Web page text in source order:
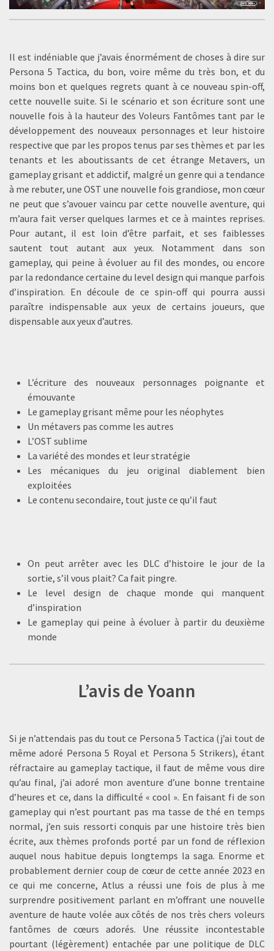
Il est indéniable que j’avais énormément de choses à dire sur
Persona 5 Tactica, du bon, voire même du très bon, et du
moins bon et quelques regrets quant à ce nouveau spin-off,
cette nouvelle suite. Si le scénario et son écriture sont une
nouvelle fois à la hauteur des Voleurs Fantômes tant par le
développement des nouveaux personnages et leur histoire
respective que par les propos tenus par ses thèmes et par les
tenants et les aboutissants de cet étrange Metavers, un
gameplay grisant et addictif, malgré un genre qui a tendance
à me rebuter, une OST une nouvelle fois grandiose, mon cœur
ne peut que s’avouer vaincu par cette nouvelle aventure, qui
m’aura fait verser quelques larmes et ce à maintes reprises.
Pour autant, il est loin d’être parfait, et ses faiblesses
sautent tout autant aux yeux. Notamment dans son
gameplay, qui peine à évoluer au fil des mondes, ou encore
par la redondance certaine du level design qui manque parfois
d’inspiration. En découle de ce spin-off qui pourra aussi
paraître indispensable aux yeux de certains joueurs, que
dispensable aux yeux d’autres.
L’écriture des nouveaux personnages poignante et
émouvante
Le gameplay grisant même pour les néophytes
Un métavers pas comme les autres
L’OST sublime
La variété des mondes et leur stratégie
Les mécaniques du jeu original diablement bien
exploitées
Le contenu secondaire, tout juste ce qu’il faut
On peut arrêter avec les DLC d’histoire le jour de la
sortie, s’il vous plait? Ca fait pingre.
Le level design de chaque monde qui manquent
d’inspiration
Le gameplay qui peine à évoluer à partir du deuxième
monde
L’avis de Yoann
Si je n’attendais pas du tout ce Persona 5 Tactica (j’ai tout de
même adoré Persona 5 Royal et Persona 5 Strikers), étant
réfractaire au gameplay tactique, il faut de même vous dire
qu’au final, j’ai adoré mon aventure d’une bonne trentaine
d’heures et ce, dans la difficulté « cool ». En faisant fi de son
gameplay qui n’est pourtant pas ma tasse de thé en temps
normal, j’en suis ressorti conquis par une histoire très bien
écrite, aux thèmes profonds porté par un fond de réflexion
auquel nous habitue depuis longtemps la saga. Enorme et
probablement dernier coup de cœur de cette année 2023 en
ce qui me concerne, Atlus a réussi une fois de plus à me
surprendre positivement parlant en m’offrant une nouvelle
aventure de haute volée aux côtés de nos très chers voleurs
fantômes de cœurs adorés. Une réussite incontestable
pourtant (légèrement) entachée par une politique de DLC